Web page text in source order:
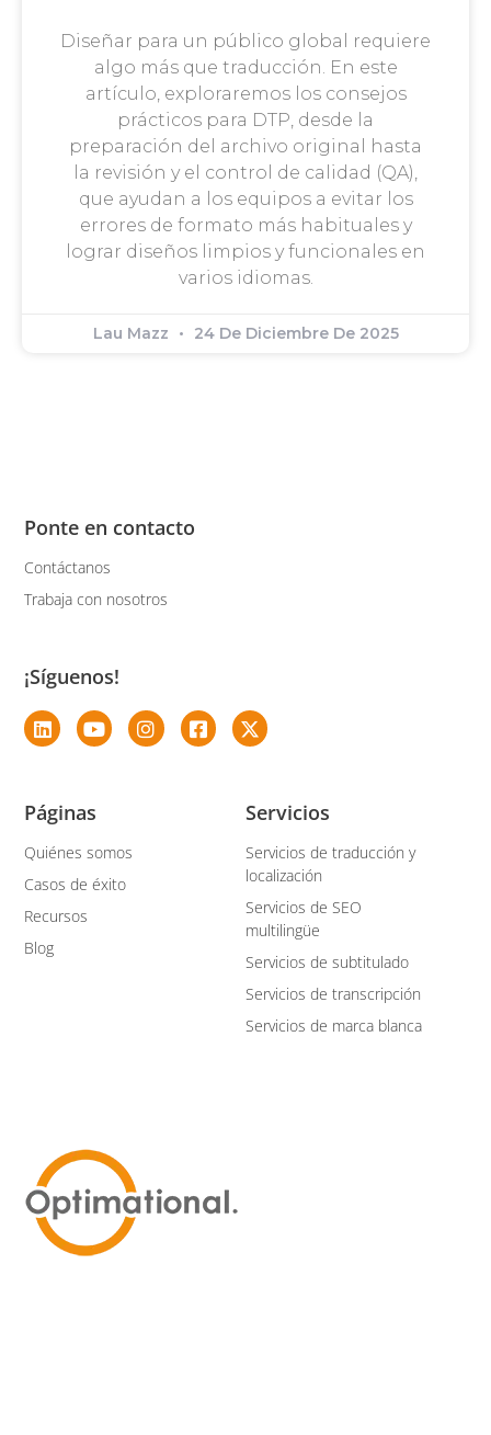
Diseñar para un público global requiere
algo más que traducción. En este
artículo, exploraremos los consejos
prácticos para DTP, desde la
preparación del archivo original hasta
la revisión y el control de calidad (QA),
que ayudan a los equipos a evitar los
errores de formato más habituales y
lograr diseños limpios y funcionales en
varios idiomas.
Lau Mazz 24 De Diciembre De 2025
Servicios
Servicios de traducción y
localización
Servicios de SEO
multilingüe
Servicios de subtitulado
Servicios de transcripción
Servicios de marca blanca
Páginas
Quiénes somos
Casos de éxito
Recursos
Blog
Ponte en contacto
Contáctanos
Trabaja con nosotros
¡Síguenos!